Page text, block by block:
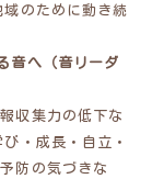
のために動き続
へ（音リーダ
収集力の低下な
・成長・自立・
防の気づきな